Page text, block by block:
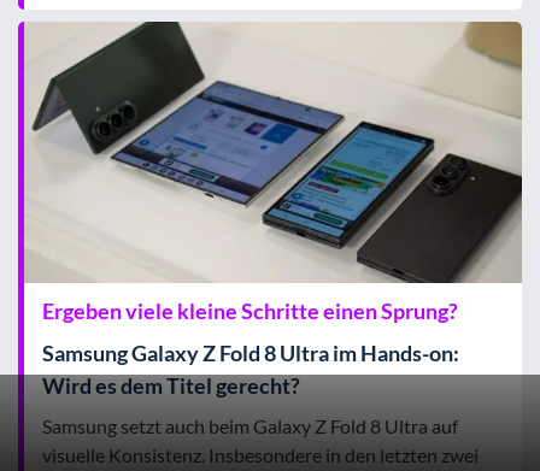
Ergeben viele kleine Schritte einen Sprung?
Samsung Galaxy Z Fold 8 Ultra im Hands-on:
Wird es dem Titel gerecht?
Samsung setzt auch beim Galaxy Z Fold 8 Ultra auf
visuelle Konsistenz. Insbesondere in den letzten zwei